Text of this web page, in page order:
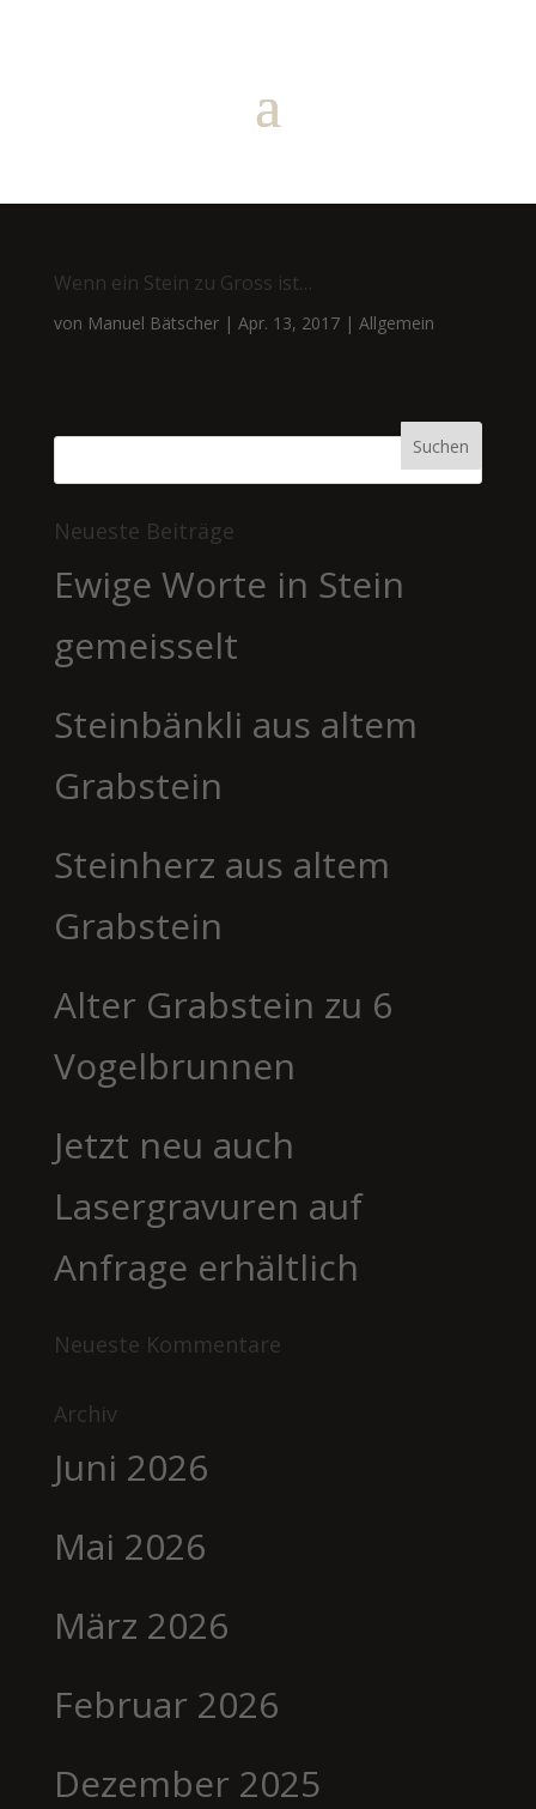
Wenn ein Stein zu Gross ist…
von Manuel Bätscher| Apr. 13, 2017| Allgemein
Neueste Beiträge
Ewige Worte in Stein
gemeisselt
Steinbänkli aus altem
Grabstein
Steinherz aus altem
Grabstein
Alter Grabstein zu 6
Vogelbrunnen
Jetzt neu auch
Lasergravuren auf
Anfrage erhältlich
Neueste Kommentare
Archiv
Juni 2026
Mai 2026
März 2026
Februar 2026
Dezember 2025